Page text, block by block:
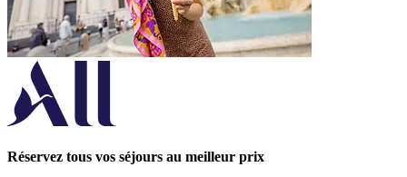
Réservez tous vos séjours au meilleur prix